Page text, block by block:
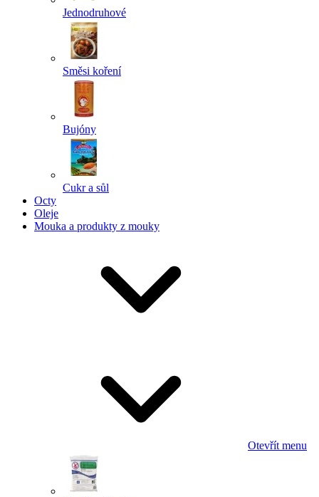
Jednodruhové
Směsi koření
Bujóny
Cukr a sůl
Octy
Oleje
Mouka a produkty z mouky
Otevřít menu
Powered by chaterimo